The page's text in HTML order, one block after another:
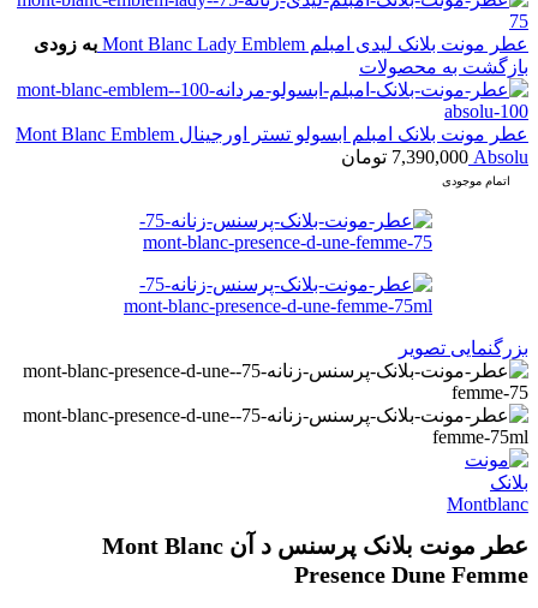
عطر مونت بلانک لیدی امبلم Mont Blanc Lady Emblem
به زودی
بازگشت به محصولات
عطر مونت بلانک امبلم ابسولو تستر اورجینال Mont Blanc Emblem
Absolu
7,390,000 تومان
اتمام موجودی
بزرگنمایی تصویر
عطر مونت بلانک پرسنس د آن Mont Blanc
Presence Dune Femme